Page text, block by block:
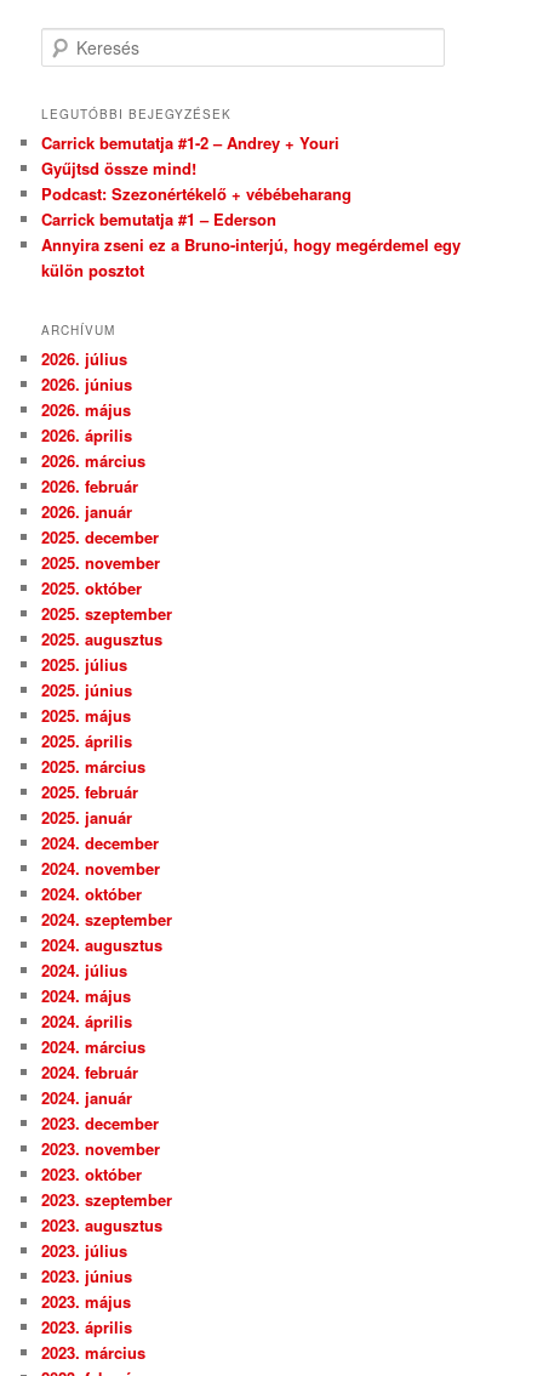
Keresés
LEGUTÓBBI BEJEGYZÉSEK
Carrick bemutatja #1-2 – Andrey + Youri
Gyűjtsd össze mind!
Podcast: Szezonértékelő + vébébeharang
Carrick bemutatja #1 – Ederson
Annyira zseni ez a Bruno-interjú, hogy megérdemel egy
külön posztot
ARCHÍVUM
2026. július
2026. június
2026. május
2026. április
2026. március
2026. február
2026. január
2025. december
2025. november
2025. október
2025. szeptember
2025. augusztus
2025. július
2025. június
2025. május
2025. április
2025. március
2025. február
2025. január
2024. december
2024. november
2024. október
2024. szeptember
2024. augusztus
2024. július
2024. május
2024. április
2024. március
2024. február
2024. január
2023. december
2023. november
2023. október
2023. szeptember
2023. augusztus
2023. július
2023. június
2023. május
2023. április
2023. március